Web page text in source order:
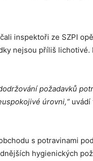
inspektoři ze SZPI
nejsou příliš
požadavků
úrovni,“ uvádí
s potravinami
hygienických